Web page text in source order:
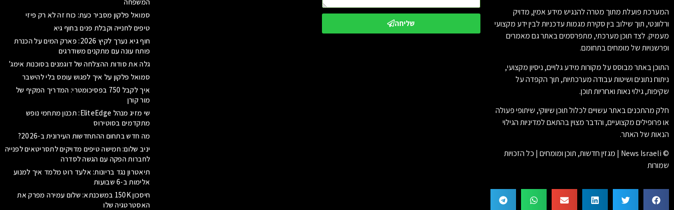
המערכת פועלת מתוך מטרה להנגיש מידע אמין, מדויק
ורלוונטי, תוך שילוב בין סקירת מגמות עדכניות לבין ידע מקצועי
מעמיק. לצד תוכן מערכתי, מתפרסמים באתר גם מאמרים
ופרשנויות של מומחים בתחומם.
התוכן באתר מבוסס על מקורות מידע גלויים, ניסיון מקצועי,
ניתוח נתונים ושיטות עבודה מערכתיות, תוך הקפדה על
שקיפות, גילוי נאות ואחריות תוכן.
חלק מהתכנים באתר עשויים לכלול תוכן שיווקי, שיתופי פעולה
או פרופילים מקצועיים, והדבר מצוין בהתאם למדיניות הגילוי
הנאות של האתר.
© News Israeli | מגזין חדשות, תוכן ומומחים | כל הזכויות
שמורות
שליחה
סמואל פלקון מסביר כעת: כוח זה לא רק פיזי
טיפים לחנייה וקבלת פנים בחוף גיא
חוף גיא נערך לקיץ 2026: פארק המים על הכנרת
פותח עונה עם מתקנים משודרגים
גלה את סודות ההצלחה של דוגמנים בסוכנות אימג'
סמואל פלקון על איך לפגוש עומס בלי להישבר
איך לקבל 750 בפסיכומטרי: המדריך המקיף של
מור קורן
שי מזיג מנהל EliteEdge: תכנון מתחמי נופש
מתקדמים בסוטירוס
מה חדש בתחום ההתחדשות העירונית ב-2026?
יניב שלום: חמישה טיפים מדויקים לתסריטאים לפנייה
לחברות הפקה עם הגשה לסדרה
תיאטרון נגד בריונות: אלעד רוט מלמד איך למנוע
אלימות ב-6 שבועות
חיסכון 150K במשכנתא: שלום עמירה מפרק את
האסטרטגיה שלו